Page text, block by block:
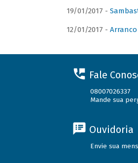
19/01/2017 -
12/01/2017 - Arranco
Fale
08007026337
Mande sua
Ouvidoria
Envie sua